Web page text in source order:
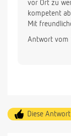
vor Ort zu
kompetent
Mit
Antwort vom
Diese